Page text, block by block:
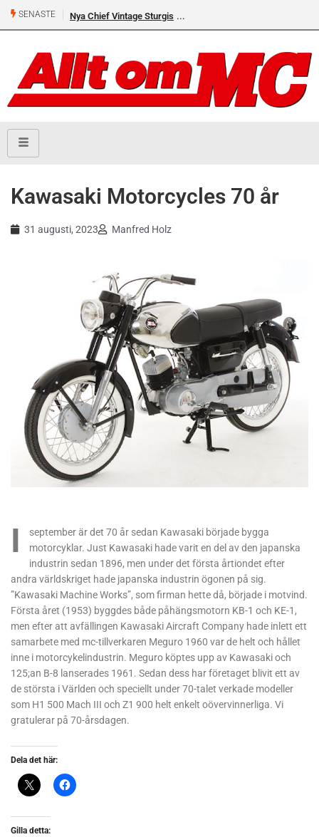
SENASTE Nya Chief Vintage Sturgis
Kawasaki Motorcycles 70 år
31 augusti, 2023 Manfred Holz
I
september är det 70 år sedan Kawasaki började bygga
motorcyklar. Just Kawasaki hade varit en del av den japanska
industrin sedan 1896, men under det första årtiondet efter
andra världskriget hade japanska industrin ögonen på sig.
”Kawasaki Machine Works”, som firman hette då, började i motvind.
Första året (1953) byggdes både påhängsmotorn KB-1 och KE-1,
men efter att avfällingen Kawasaki Aircraft Company hade inlett ett
samarbete med mc-tillverkaren Meguro 1960 var de helt och hållet
inne i motorcykelindustrin. Meguro köptes upp av Kawasaki och
125;an B-8 lanserades 1961. Sedan dess har företaget blivit ett av
de största i Världen och speciellt under 70-talet verkade modeller
som H1 500 Mach III och Z1 900 helt enkelt oövervinnerliga. Vi
gratulerar på 70-årsdagen.
Dela det här:
Gilla detta: